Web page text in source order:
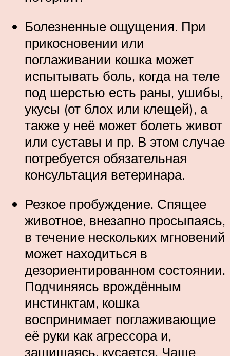
Болезненные ощущения. При
прикосновении или
поглаживании кошка может
испытывать боль, когда на теле
под шерстью есть раны, ушибы,
укусы (от блох или клещей), а
также у неё может болеть живот
или суставы и пр. В этом случае
потребуется обязательная
консультация ветеринара.
Резкое пробуждение. Спящее
животное, внезапно просыпаясь,
в течение нескольких мгновений
может находиться в
дезориентированном состоянии.
Подчиняясь врождённым
инстинктам, кошка
воспринимает поглаживающие
её руки как агрессора и,
защищаясь, кусается. Чаще